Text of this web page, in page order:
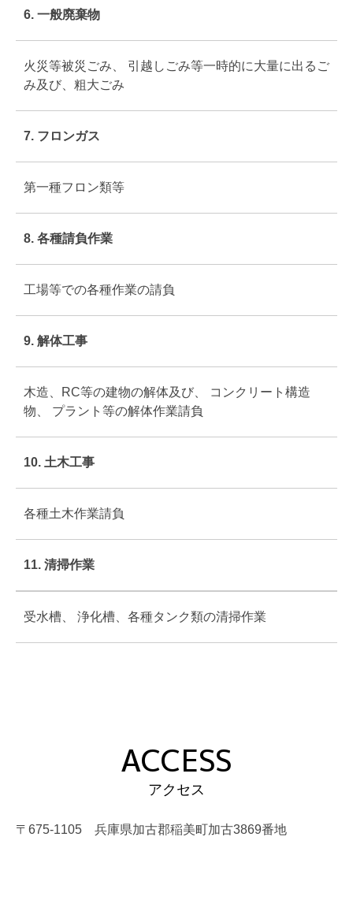
6. 一般廃棄物
火災等被災ごみ、 引越しごみ等一時的に大量に出るご
み及び、粗大ごみ
7. フロンガス
第一種フロン類等
8. 各種請負作業
工場等での各種作業の請負
9. 解体工事
木造、RC等の建物の解体及び、 コンクリート構造
物、 プラント等の解体作業請負
10. 土木工事
各種土木作業請負
11. 清掃作業
受水槽、 浄化槽、各種タンク類の清掃作業
ACCESS
アクセス
〒675-1105 兵庫県加古郡稲美町加古3869番地